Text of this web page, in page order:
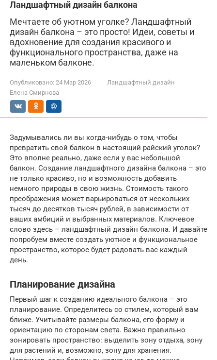
Ландшафтный дизайн балкона
Мечтаете об уютном уголке? Ландшафтный
дизайн балкона – это просто! Идеи, советы и
вдохновение для создания красивого и
функционального пространства, даже на
маленьком балконе.
Опубликовано: 24 Мар 2026
Ландшафтный дизайн
Елена Смирнова
Задумывались ли вы когда-нибудь о том, чтобы
превратить свой балкон в настоящий райский уголок?
Это вполне реально, даже если у вас небольшой
балкон. Создание ландшафтного дизайна балкона – это
не только красиво, но и возможность добавить
немного природы в свою жизнь. Стоимость такого
преображения может варьироваться от нескольких
тысяч до десятков тысяч рублей, в зависимости от
ваших амбиций и выбранных материалов. Ключевое
слово здесь – ландшафтный дизайн балкона. И давайте
попробуем вместе создать уютное и функциональное
пространство, которое будет радовать вас каждый
день.
Планирование дизайна
Первый шаг к созданию идеального балкона – это
планирование. Определитесь со стилем, который вам
ближе. Учитывайте размеры балкона, его форму и
ориентацию по сторонам света. Важно правильно
зонировать пространство: выделить зону отдыха, зону
для растений и, возможно, зону для хранения.